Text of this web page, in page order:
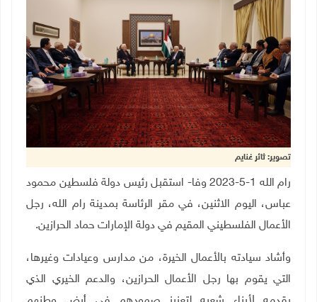
تصوير: ثائر غنايم
رام الله 1-5-2023 وفا- استقبل رئيس دولة فلسطين محمود
عباس، اليوم الاثنين، في مقر الرئاسة بمدينة رام الله، رجل
الأعمال الفلسطيني المقيم في دولة الإمارات حماد الحرازين.
وأشاد سيادته بالأعمال الخيرة، من مدارس وعيادات وغيرها،
التي يقوم بها رجل الأعمال الحرازين، والدعم الخيري الذي